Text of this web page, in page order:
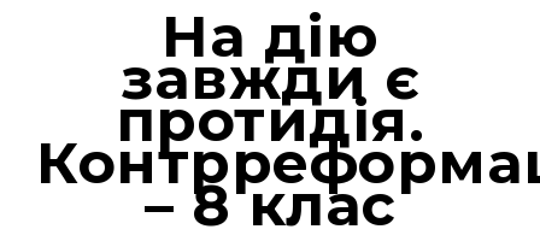
На дію
завжди є
протидія.
– 8 клас